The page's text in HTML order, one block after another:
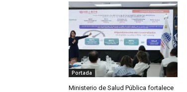
Portada
Ministerio de Salud Pública fortalece